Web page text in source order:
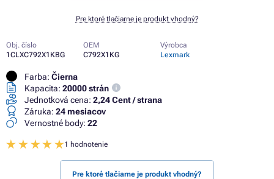
Pre ktoré tlačiarne je produkt vhodný?
Obj. číslo
1CLXC792X1KBG
OEM
C792X1KG
Výrobca
Lexmark
Farba: Čierna
Kapacita: 20000 strán
Jednotková cena: 2,24 Cent / strana
Záruka: 24 mesiacov
Vernostné body: 22
1 hodnotenie
Pre ktoré tlačiarne je produkt vhodný?